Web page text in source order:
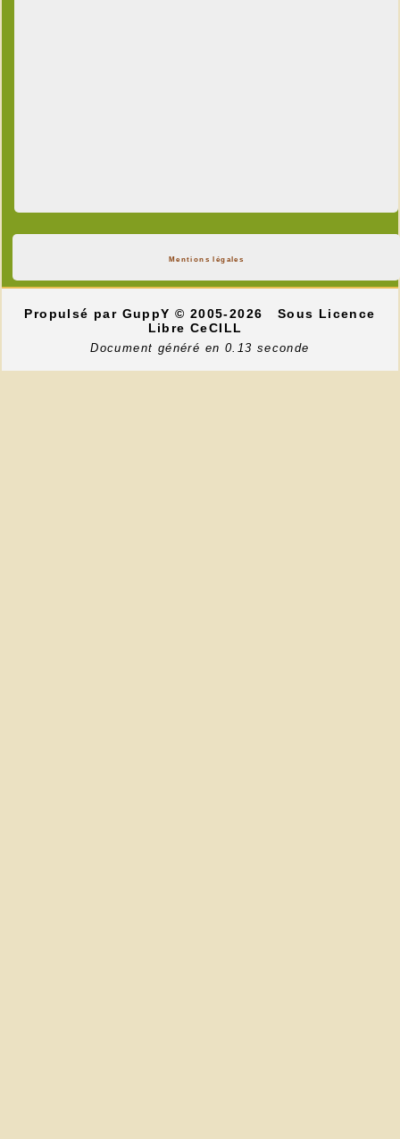
Mentions légales
Propulsé par GuppY© 2005-2026
Sous Licence
Libre CeCILL
Document généré en 0.13 seconde